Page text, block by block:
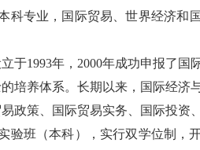
科专业，国际贸易、世界经济和
于1993年， 2000年成功申报了国
培养体系。 长期以来，国际经济
政策、国际贸易实务、国际投资
验班（本科）， 实行双学位制，